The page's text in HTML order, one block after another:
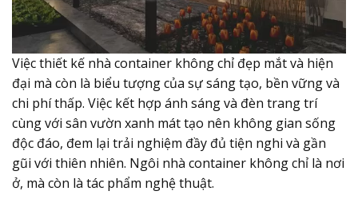
Việc thiết kế nhà container không chỉ đẹp mắt và hiện
đại mà còn là biểu tượng của sự sáng tạo, bền vững và
chi phí thấp. Việc kết hợp ánh sáng và đèn trang trí
cùng với sân vườn xanh mát tạo nên không gian sống
độc đáo, đem lại trải nghiệm đầy đủ tiện nghi và gần
gũi với thiên nhiên. Ngôi nhà container không chỉ là nơi
ở, mà còn là tác phẩm nghệ thuật.